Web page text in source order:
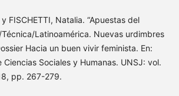
FISCHETTI, Natalia. “Apuestas del
Latinoamérica. Nuevas urdimbres
Hacia un buen vivir feminista. En:
Ciencias Sociales y Humanas. UNSJ: vol.
pp. 267-279.